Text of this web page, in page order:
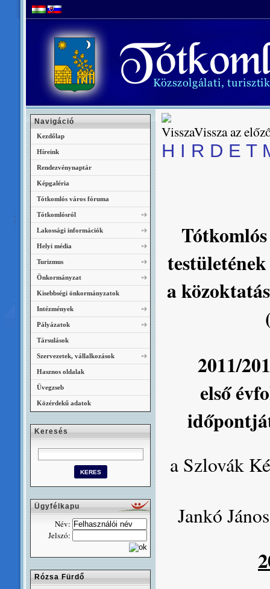
Vissza az
H I R D E T
a
2011/
első
a Szlovák
Jankó
Navigáció
Kezdőlap
Híreink
Rendezvénynaptár
Képgaléria
Tótkomlós város fóruma
Tótkomlósról
Lakossági információk
Helyi média
Turizmus
Önkormányzat
Kisebbségi önkormányzatok
Intézmények
Pályázatok
Társulások
Szervezetek, vállalkozások
Hasznos oldalak
Üvegzseb
Közérdekű adatok
Keresés
Ügyfélkapu
Név:
Jelszó:
Rózsa Fürdő